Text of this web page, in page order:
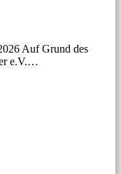
Auf Grund des
e.V.…